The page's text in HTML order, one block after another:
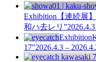
Exhibition 【連続展
和ハ去レリ”
Exhibition
17”2026.4.3 –